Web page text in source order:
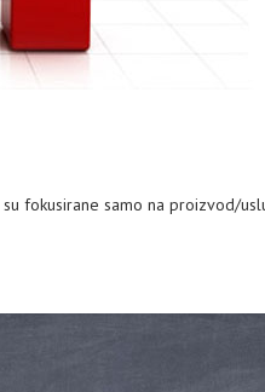
fokusirane samo na proizvod/